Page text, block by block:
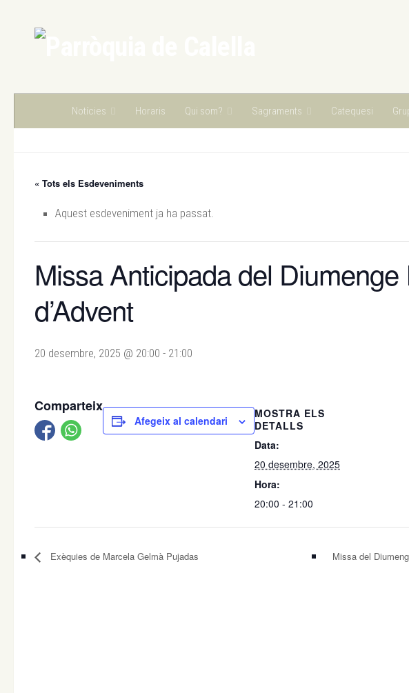
Notícies Horaris Qui som? Sagraments Catequesi
« Tots els Esdeveniments
Aquest esdeveniment ja ha passat.
Missa Anticipada del Diumenge
d’Advent
20 desembre, 2025 @ 20:00 - 21:00
Comparteix
Afegeix al calendari
MOSTRA ELS
DETALLS
Data:
20 desembre, 2025
Hora:
20:00 - 21:00
Exèquies de Marcela Gelmà Pujadas Missa del